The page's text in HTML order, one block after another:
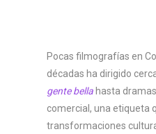
Pocas filmografías en
décadas ha dirigido
gente bella hasta
comercial, una etiqueta
transformaciones